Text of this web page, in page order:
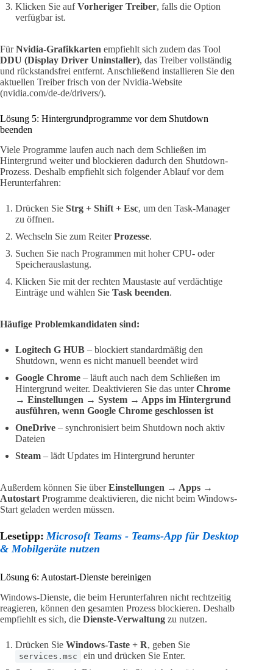
Klicken Sie aufVorheriger Treiber, falls die Option
verfügbar ist.
FürNvidia-Grafikkarten empfiehlt sich zudem das Tool
DDU (Display Driver Uninstaller), das Treiber vollständig
und rückstandsfrei entfernt. Anschließend installieren Sie den
aktuellen Treiber frisch von der Nvidia-Website
(nvidia.com/de-de/drivers/).
Lösung 5: Hintergrundprogramme vor dem Shutdown
beenden
Viele Programme laufen auch nach dem Schließen im
Hintergrund weiter und blockieren dadurch den Shutdown-
Prozess. Deshalb empfiehlt sich folgender Ablauf vor dem
Herunterfahren:
Drücken Sie Strg + Shift + Esc, um den Task-Manager
zu öffnen.
Wechseln Sie zum ReiterProzesse.
Suchen Sie nach Programmen mit hoher CPU- oder
Speicherauslastung.
Klicken Sie mit der rechten Maustaste auf verdächtige
Einträge und wählen Sie Task beenden.
Häufige Problemkandidaten sind:
Logitech G HUB – blockiert standardmäßig den
Shutdown, wenn es nicht manuell beendet wird
Google Chrome – läuft auch nach dem Schließen im
Hintergrund weiter. Deaktivieren Sie das unterChrome
→ Einstellungen → System → Apps im Hintergrund
ausführen, wenn Google Chrome geschlossen ist
OneDrive – synchronisiert beim Shutdown noch aktiv
Dateien
Steam – lädt Updates im Hintergrund herunter
Außerdem können Sie überEinstellungen → Apps →
Autostart Programme deaktivieren, die nicht beim Windows-
Start geladen werden müssen.
Lesetipp: Microsoft Teams - Teams-App für Desktop
& Mobilgeräte nutzen
Lösung 6: Autostart-Dienste bereinigen
Windows-Dienste, die beim Herunterfahren nicht rechtzeitig
reagieren, können den gesamten Prozess blockieren. Deshalb
empfiehlt es sich, die Dienste-Verwaltung zu nutzen.
Drücken Sie Windows-Taste + R, geben Sie
services.msc
ein und drücken Sie Enter.